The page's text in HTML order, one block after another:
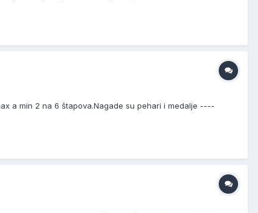
a min 2 na 6 štapova.Nagade su pehari i medalje ----